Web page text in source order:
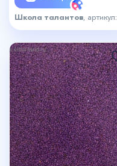
Школа талантов , артикул:
6896574